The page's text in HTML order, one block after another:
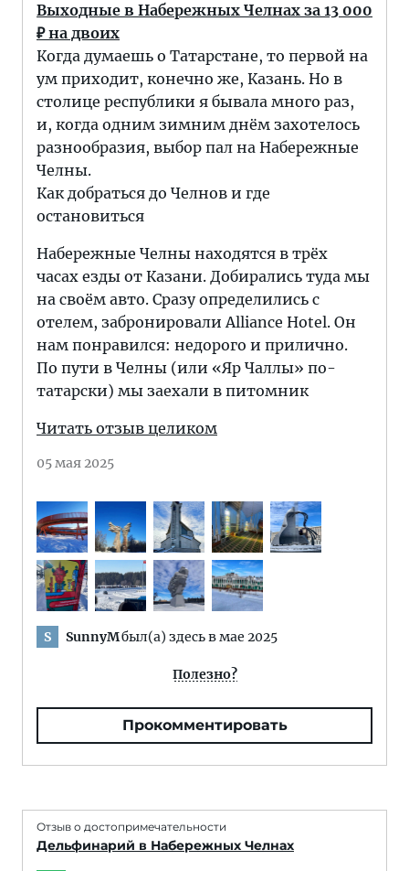
Выходные в Набережных Челнах за 13 000
₽ на двоих
Когда думаешь о Татарстане, то первой на
ум приходит, конечно же, Казань. Но в
столице республики я бывала много раз,
и, когда одним зимним днём захотелось
разнообразия, выбор пал на Набережные
Челны.
Как добраться до Челнов и где
остановиться
Набережные Челны находятся в трёх
часах езды от Казани. Добирались туда мы
на своём авто. Сразу определились с
отелем, забронировали Alliance Hotel. Он
нам понравился: недорого и прилично.
По пути в Челны (или «Яр Чаллы» по-
татарски) мы заехали в питомник
Читать отзыв целиком
05 мая 2025
S SunnyMбыл(а) здесь в мае 2025
Полезно?
Прокомментировать
Отзыв о достопримечательности
Дельфинарий в Набережных Челнах